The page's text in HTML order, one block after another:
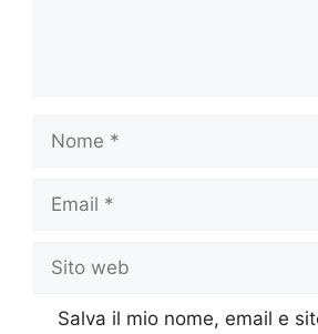
Nome
Email
Sito
web
Salva il mio nome, email e